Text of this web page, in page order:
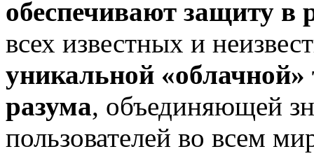
обеспечивают защиту в
всех известных и
уникальной
разума, объединяющей
пользователей во всем